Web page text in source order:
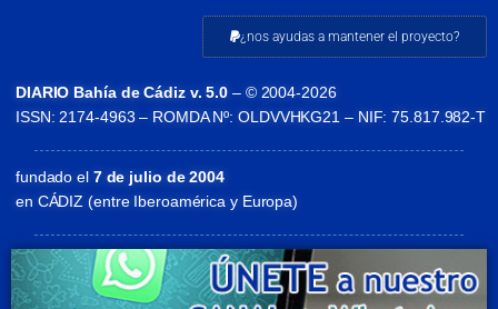
¿nos ayudas a mantener el proyecto?
DIARIO Bahía de Cádiz v. 5.0 – © 2004-2026
ISSN: 2174-4963 – ROMDA Nº: OLDVVHKG21 – NIF: 75.817.982-T
fundado el7 de julio de 2004
en CÁDIZ (entre Iberoamérica y Europa)